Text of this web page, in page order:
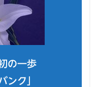
の一歩
ンク」